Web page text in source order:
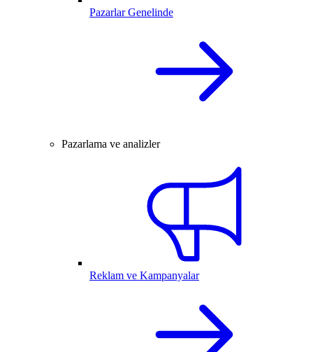
Pazarlar Genelinde
Pazarlama ve analizler
Reklam ve Kampanyalar